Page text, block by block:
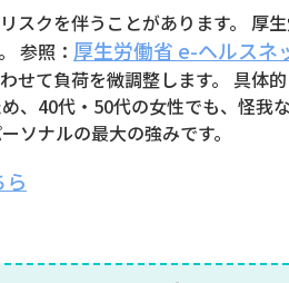
スクを伴うことがあります。 厚
参照： 厚生労働省 e-ヘルスネ
せて負荷を微調整します。 具体
、40代・50代の女性でも、怪我
ソナルの最大の強みです。